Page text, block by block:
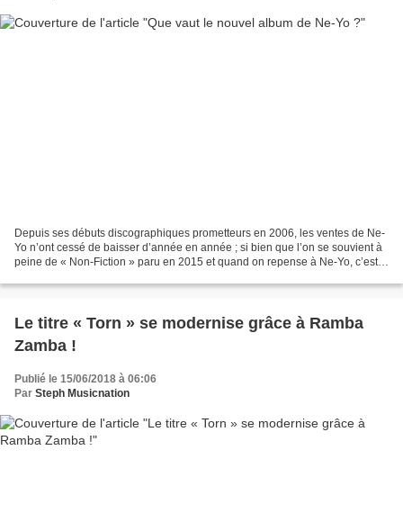
Depuis ses débuts discographiques prometteurs en 2006, les ventes de Ne-
Yo n’ont cessé de baisser d’année en année ; si bien que l’on se souvient à
peine de « Non-Fiction » paru en 2015 et quand on repense à Ne-Yo, c’est
Le titre « Torn » se modernise grâce à Ramba
Zamba !
Publié le 15/06/2018 à 06:06
Par Steph Musicnation